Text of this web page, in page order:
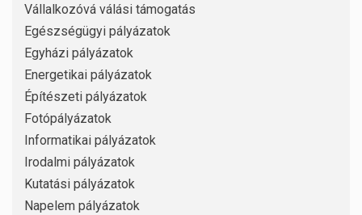
Vállalkozóvá válási támogatás
Egészségügyi pályázatok
Egyházi pályázatok
Energetikai pályázatok
Építészeti pályázatok
Fotópályázatok
Informatikai pályázatok
Irodalmi pályázatok
Kutatási pályázatok
Napelem pályázatok